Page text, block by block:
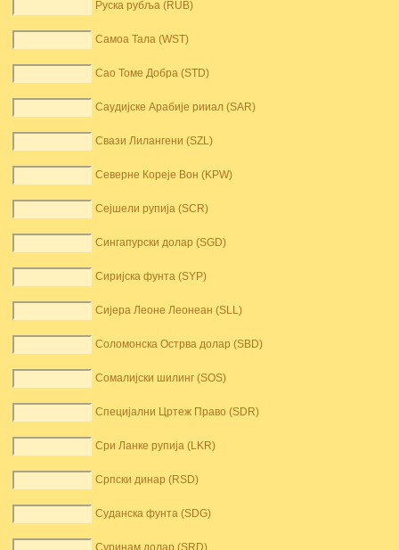
Руска рубља (RUB)
Самоа Тала (WST)
Сао Томе Добра (STD)
Саудијске Арабије рииал (SAR)
Свази Лилангени (SZL)
Северне Кореје Вон (KPW)
Сејшели рупија (SCR)
Сингапурски долар (SGD)
Сиријска фунта (SYP)
Сијера Леоне Леонеан (SLL)
Соломонска Острва долар (SBD)
Сомалијски шилинг (SOS)
Специјални Цртеж Право (SDR)
Сри Ланке рупија (LKR)
Српски динар (RSD)
Суданска фунта (SDG)